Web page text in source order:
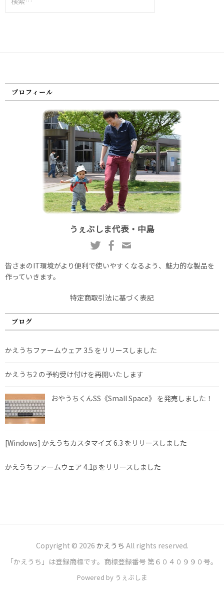
索:
プロフィール
うぇぶしま代表・中島
皆さまのIT環境がより便利で使いやすくなるよう、魅力的な製品を
作っていきます。
特定商取引法に基づく表記
ブログ
かえうちファームウェア 3.5 をリリースしました
かえうち2 の予約受け付けを再開いたします
おやうちくんSS《Small Space》 を発売しました！
[Windows] かえうちカスタマイズ 6.3 をリリースしました
かえうちファームウェア 4.1β をリリースしました
Copyright © 2026 かえうち All rights reserved.
「かえうち」は登録商標です。商標登録番号 第６０４０９９０号。
Powered by うぇぶしま